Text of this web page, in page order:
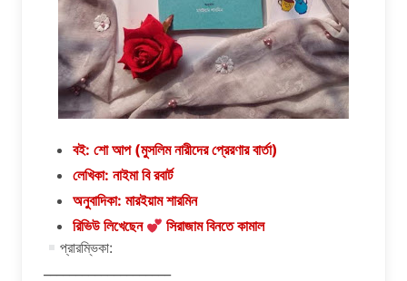
বই: শো আপ (মুসলিম নারীদের প্রেরণার বার্তা)
লেখিকা: নাইমা বি রবার্ট
অনুবাদিকা: মারইয়াম শারমিন
রিভিউ লিখেছেন
সিরাজাম বিনতে কামাল
প্রারম্ভিকা: